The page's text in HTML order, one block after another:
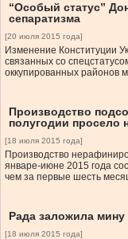
“Особый статус”
сепаратизма
[20 июля 2015 года]
Изменение Конституции
связанных со
оккупированных районов
Производство
полугодии просело
[18 июля 2015 года]
Производство
январе-июне 2015 года
чем за первые шесть
Рада заложила мину
[18 июля 2015 года]